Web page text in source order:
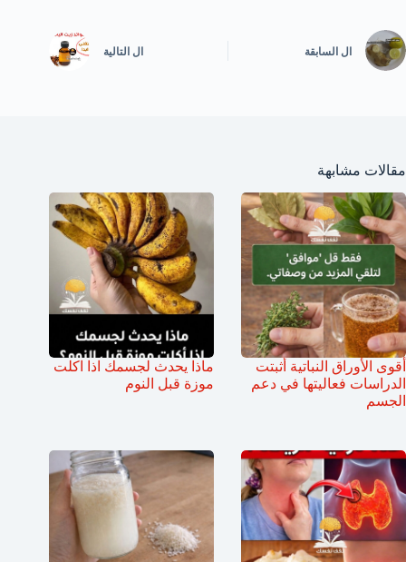
ال السابقة ال التالية
مقالات مشابهة
أقوى الأوراق النباتية أثبتت
الدراسات فعاليتها في دعم
الجسم
ماذا يحدث لجسمك اذا اكلت
موزة قبل النوم